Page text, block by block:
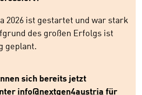
2026 ist gestartet und war stark
des großen Erfolgs ist
geplant.
sich bereits jetzt
info@nextgen4austria für